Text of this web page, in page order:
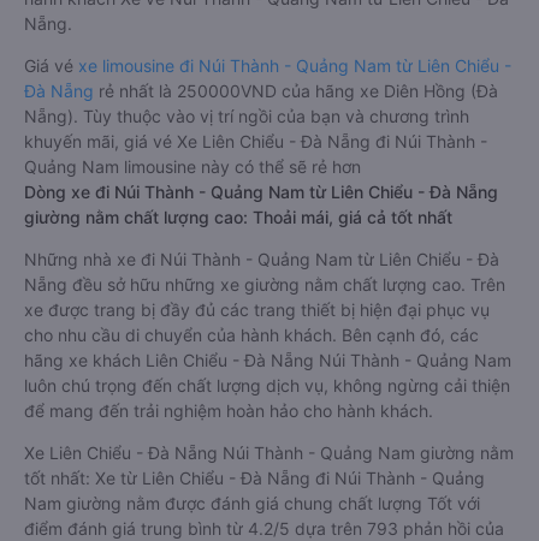
Nẵng.
Giá vé xe limousine đi Núi Thành - Quảng Nam từ Liên Chiểu -
Đà Nẵng rẻ nhất là 250000VND của hãng xe Diên Hồng (Đà
Nẵng). Tùy thuộc vào vị trí ngồi của bạn và chương trình
khuyến mãi, giá vé Xe Liên Chiểu - Đà Nẵng đi Núi Thành -
Quảng Nam limousine này có thể sẽ rẻ hơn
Dòng xe đi Núi Thành - Quảng Nam từ Liên Chiểu - Đà Nẵng
giường nằm chất lượng cao: Thoải mái, giá cả tốt nhất
Những nhà xe đi Núi Thành - Quảng Nam từ Liên Chiểu - Đà
Nẵng đều sở hữu những xe giường nằm chất lượng cao. Trên
xe được trang bị đầy đủ các trang thiết bị hiện đại phục vụ
cho nhu cầu di chuyển của hành khách. Bên cạnh đó, các
hãng xe khách Liên Chiểu - Đà Nẵng Núi Thành - Quảng Nam
luôn chú trọng đến chất lượng dịch vụ, không ngừng cải thiện
để mang đến trải nghiệm hoàn hảo cho hành khách.
Xe Liên Chiểu - Đà Nẵng Núi Thành - Quảng Nam giường nằm
tốt nhất: Xe từ Liên Chiểu - Đà Nẵng đi Núi Thành - Quảng
Nam giường nằm được đánh giá chung chất lượng Tốt với
điểm đánh giá trung bình từ 4.2/5 dựa trên 793 phản hồi của